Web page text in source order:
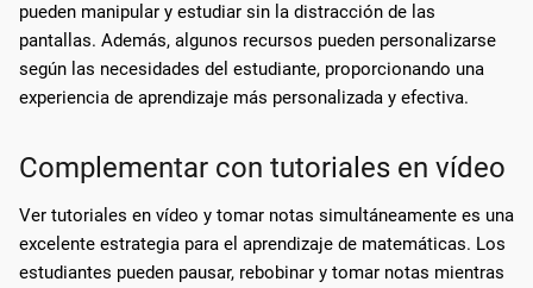
pueden manipular y estudiar sin la distracción de las
pantallas. Además, algunos recursos pueden personalizarse
según las necesidades del estudiante, proporcionando una
experiencia de aprendizaje más personalizada y efectiva.
Complementar con tutoriales en vídeo
Ver tutoriales en vídeo y tomar notas simultáneamente es una
excelente estrategia para el aprendizaje de matemáticas. Los
estudiantes pueden pausar, rebobinar y tomar notas mientras